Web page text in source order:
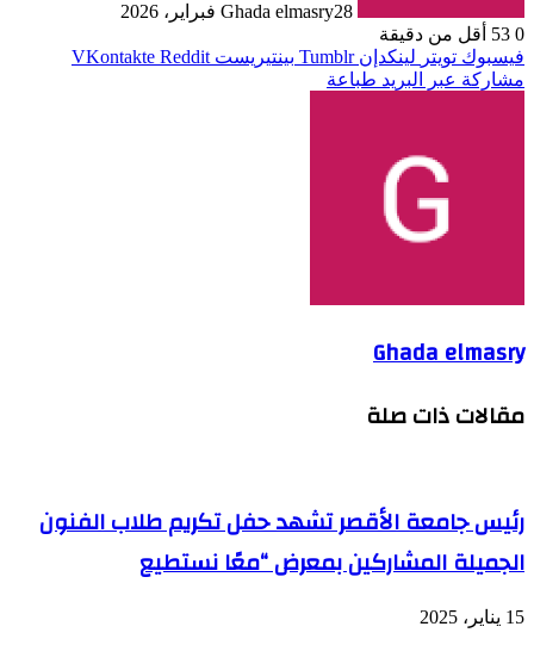
Ghada elmasry28 فبراير، 2026
0
أقل من دقيقة
فيسبوك تويتر لينكدإن بينتيريست
مشاركة عبر البريد طباعة
Ghada elmasry
مقالات ذات صلة
رئيس جامعة الأقصر تشهد حفل تكريم طلاب الفنون
الجميلة المشاركين بمعرض “معًا نستطيع
15 يناير، 2025